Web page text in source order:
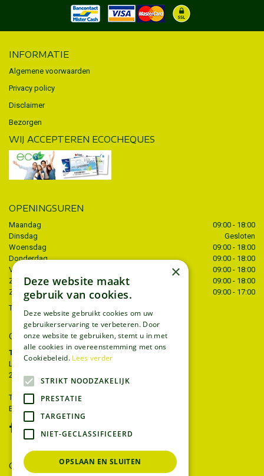
INFORMATIE
Algemene voorwaarden
Privacy policy
Disclaimer
Bezorgen
WIJ ACCEPTEREN ECOCHEQUES
OPENINGSUREN
Maandag
09:00 - 18:00
Dinsdag
Gesloten
Woensdag
09:00 - 18:00
Donderdag
09:00 - 18:00
Vrijdag
09:00 - 18:00
Zaterdag
09:00 - 18:00
Zondag
09:00 - 17:00
Toon alle openingstijden
CONTACT
Tuincentrum Thiels
Liersesteenweg 68
2221 Heist-op-den-berg
T.
015 22 27 52
E.
GEEF UW MENING
×
Deze website maakt
gebruik van cookies.
Deze website gebruikt cookies om uw
gebruikerservaring te verbeteren. Door
onze website te gebruiken, stemt u in met
alle cookies in overeenstemming met ons
Cookiebeleid. Lees verder
STRIKT NOODZAKELIJK
PRESTATIE
TARGETING
NIET-GECLASSIFICEERD
OPSLAAN EN SLUITEN